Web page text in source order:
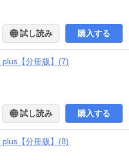
試し読み 購入する
【分冊版】(7)
試し読み 購入する
【分冊版】(8)